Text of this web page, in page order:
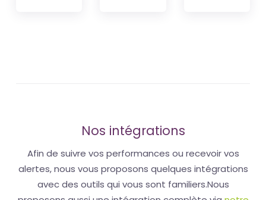
Nos intégrations
Afin de suivre vos performances ou recevoir vos
alertes, nous vous proposons quelques intégrations
avec des outils qui vous sont familiers.Nous